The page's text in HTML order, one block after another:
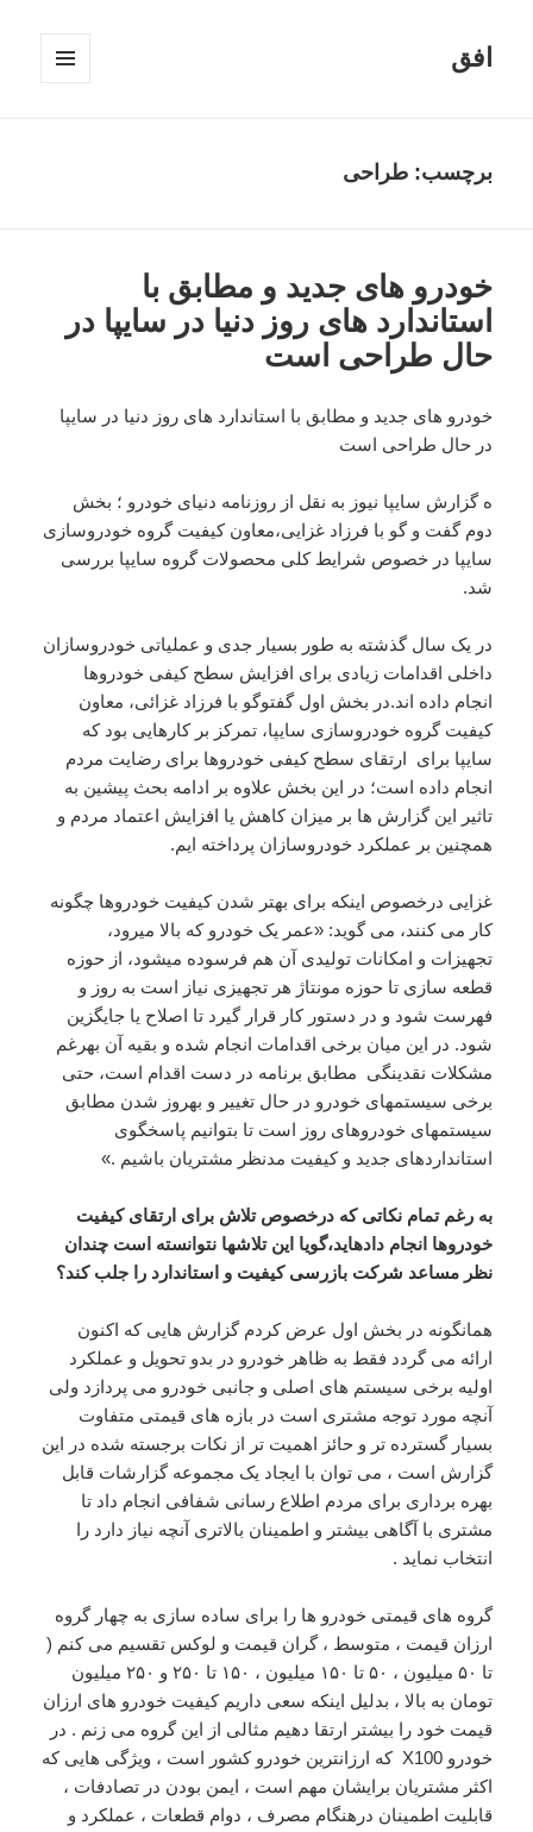
افق
برچسب:طراحی
خودرو های جدید و مطابق با
استاندارد های روز دنیا در سایپا در
حال طراحی است
خودرو های جدید و مطابق با استاندارد های روز دنیا در سایپا
در حال طراحی است
ه گزارش سایپا نیوز به نقل از روزنامه دنیای خودرو ؛ بخش
دوم گفت و گو با فرزاد غزایی،معاون کیفیت گروه خودروسازی
سایپا در خصوص شرایط کلی محصولات گروه سایپا بررسی
شد.
در یک سال گذشته به طور بسیار جدی و عملیاتی خودروسازان
داخلی اقدامات زیادی برای افزایش سطح کیفی خودروها
انجام داده اند.در بخش اول گفتوگو با فرزاد غزائی، معاون
کیفیت گروه خودروسازی سایپا، تمرکز بر کارهایی بود که
سایپا برای ارتقای سطح کیفی خودروها برای رضایت مردم
انجام داده است؛ در این بخش علاوه بر ادامه بحث پیشین به
تاثیر این گزارش ها بر میزان کاهش یا افزایش اعتماد مردم و
همچنین بر عملکرد خودروسازان پرداخته ایم.
غزایی درخصوص اینکه برای بهتر شدن کیفیت خودروها چگونه
کار می کنند، می گوید: «عمر یک خودرو که بالا میرود،
تجهیزات و امکانات تولیدی آن هم فرسوده میشود، از حوزه
قطعه سازی تا حوزه مونتاژ هر تجهیزی نیاز است به روز و
فهرست شود و در دستور کار قرار گیرد تا اصلاح یا جایگزین
شود. در این میان برخی اقدامات انجام شده و بقیه آن بهرغم
مشکلات نقدینگی مطابق برنامه در دست اقدام است، حتی
برخی سیستمهای خودرو در حال تغییر و بهروز شدن مطابق
سیستمهای خودروهای روز است تا بتوانیم پاسخگوی
استانداردهای جدید و کیفیت مدنظر مشتریان باشیم .»
به رغم تمام نکاتی که درخصوص تلاش برای ارتقای کیفیت
خودروها انجام دادهاید،گویا این تلاشها نتوانسته است چندان
نظر مساعد شرکت بازرسی کیفیت و استاندارد را جلب کند؟
همانگونه در بخش اول عرض کردم گزارش هایی که اکنون
ارائه می گردد فقط به ظاهر خودرو در بدو تحویل و عملکرد
اولیه برخی سیستم های اصلی و جانبی خودرو می پردازد ولی
آنچه مورد توجه مشتری است در بازه های قیمتی متفاوت
بسیار گسترده تر و حائز اهمیت تر از نکات برجسته شده در این
گزارش است ، می توان با ایجاد یک مجموعه گزارشات قابل
بهره برداری برای مردم اطلاع رسانی شفافی انجام داد تا
مشتری با آگاهی بیشتر و اطمینان بالاتری آنچه نیاز دارد را
انتخاب نماید .
گروه های قیمتی خودرو ها را برای ساده سازی به چهار گروه
ارزان قیمت ، متوسط ، گران قیمت و لوکس تقسیم می کنم (
تا ۵۰ میلیون ، ۵۰ تا ۱۵۰ میلیون ، ۱۵۰ تا ۲۵۰ و ۲۵۰ میلیون
تومان به بالا ، بدلیل اینکه سعی داریم کیفیت خودرو های ارزان
قیمت خود را بیشتر ارتقا دهیم مثالی از این گروه می زنم . در
خودرو X100 که ارزانترین خودرو کشور است ، ویژگی هایی که
اکثر مشتریان برایشان مهم است ، ایمن بودن در تصادفات ،
قابلیت اطمینان درهنگام مصرف ، دوام قطعات ، عملکرد و